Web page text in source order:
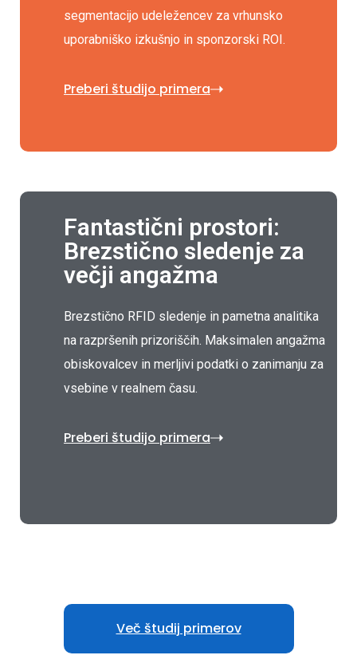
segmentacijo udeležencev za vrhunsko
uporabniško izkušnjo in sponzorski ROI.
Preberi študijo primera
Fantastični prostori:
Brezstično sledenje za
večji angažma
Brezstično RFID sledenje in pametna analitika
na razpršenih prizoriščih. Maksimalen angažma
obiskovalcev in merljivi podatki o zanimanju za
vsebine v realnem času.
Preberi študijo primera
Več študij primerov